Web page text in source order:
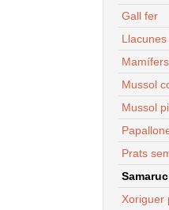
Gall fer
Mussol
Mussol
Prats
Xoriguer